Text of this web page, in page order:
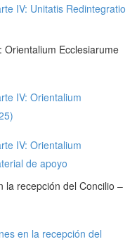
IV: Unitatis Redintegratio
Orientalium Ecclesiarume
IV: Orientalium
IV: Orientalium
de apoyo
la recepción del Concilio –
en la recepción del